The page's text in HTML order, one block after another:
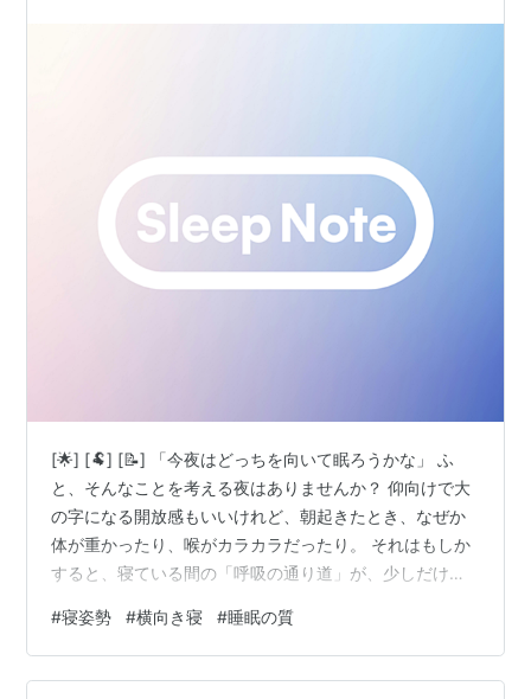
[🌟] [🐏] [📝] 「今夜はどっちを向いて眠ろうかな」 ふ
と、そんなことを考える夜はありませんか？ 仰向けで大
の字になる開放感もいいけれど、朝起きたとき、なぜか
体が重かったり、喉がカラカラだったり。 それはもしか
すると、寝ている間の「呼吸の通り道」が、少しだけ窮
番リラックスして呼吸できる「姿勢」について、羊さん
がそっとメモしてきたよ。 [/📝] [🌙] 眠りの質と「寝姿
勢」の意外な関係 🛌 その疲れ、「脳を休ませない」姿勢
#寝姿勢 #横向き寝 #睡眠の質